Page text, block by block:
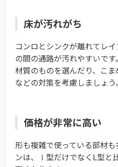
床が汚れがち
コンロとシンクが離れてレ
の間の通路が汚れやすいで
材質のものを選んだり、こ
などの対策を考慮しましょう。
価格が非常に高い
形も複雑で使っている部材
ンは、Ⅰ型だけでなくL型と